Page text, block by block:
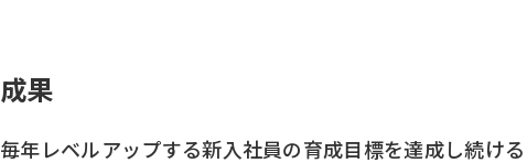
成果
毎年レベルアップする新入社員の育成目標を達成し続ける